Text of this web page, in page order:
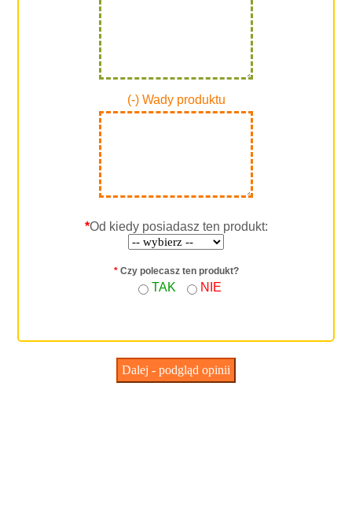
(-) Wady produktu
*Od kiedy posiadasz ten produkt:
*Czy polecasz ten produkt?
TAK NIE